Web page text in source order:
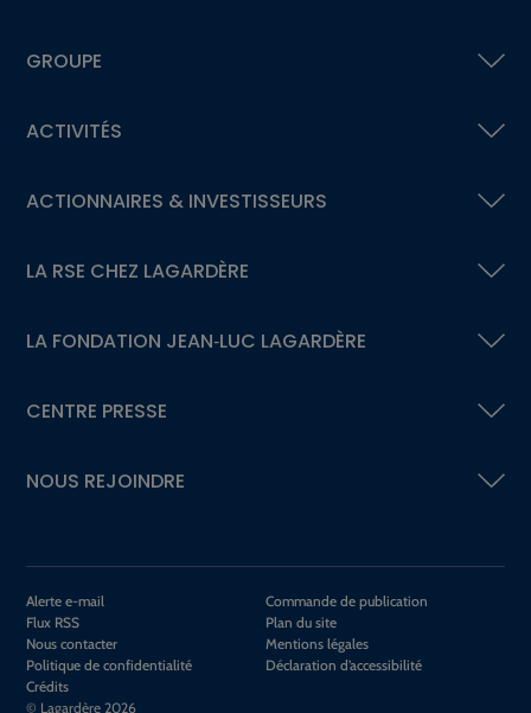
GROUPE
ACTIVITÉS
ACTIONNAIRES & INVESTISSEURS
LA RSE CHEZ LAGARDÈRE
LA FONDATION JEAN‑LUC LAGARDÈRE
CENTRE PRESSE
NOUS REJOINDRE
Alerte e-mail
Commande de publication
Flux RSS
Plan du site
Nous contacter
Mentions légales
Politique de confidentialité
Déclaration d’accessibilité
Crédits
© Lagardère 2026